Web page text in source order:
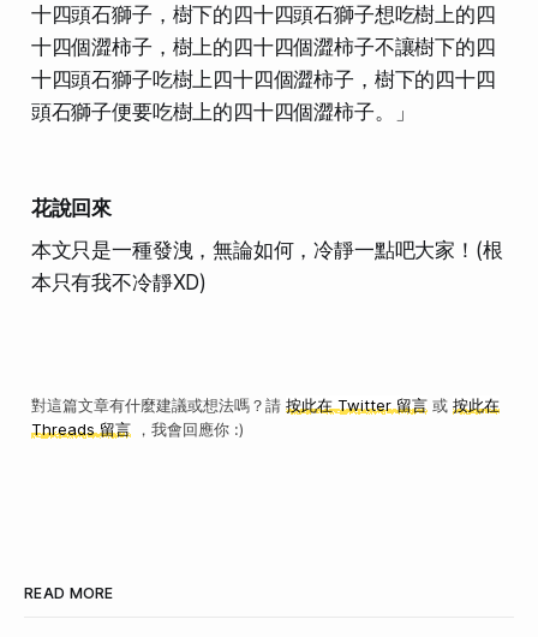
十四頭石獅子，樹下的四十四頭石獅子想吃樹上的四
十四個澀柿子，樹上的四十四個澀柿子不讓樹下的四
十四頭石獅子吃樹上四十四個澀柿子，樹下的四十四
頭石獅子便要吃樹上的四十四個澀柿子。」
花說回來
本文只是一種發洩，無論如何，冷靜一點吧大家！(根
本只有我不冷靜XD)
對這篇文章有什麼建議或想法嗎？請 按此在 Twitter 留言或 按此在
Threads 留言，我會回應你 :)
READ MORE